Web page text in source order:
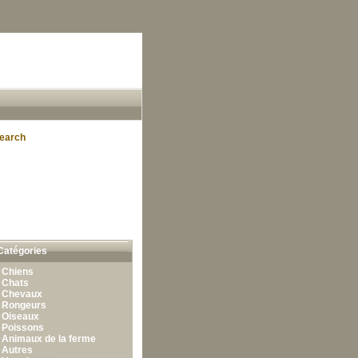
Chiens
Chats
Chevaux
Rongeurs
Oiseaux
Poissons
Animaux de la ferme
Autres